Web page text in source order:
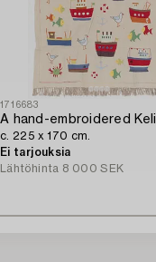
1716683
c. 225 x 170 cm.
Ei tarjouksia
Lähtöhinta 8 000 SEK